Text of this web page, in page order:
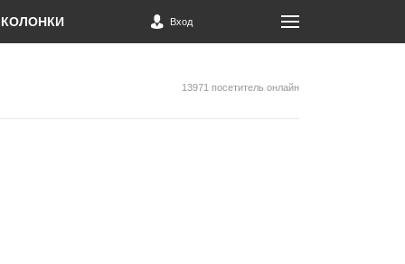
КОЛОНКИ Вход
13971 посетитель онлайн